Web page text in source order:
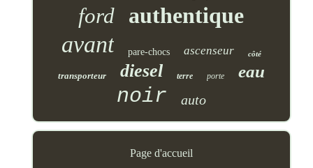
ford authentique
avant pare-chocs ascenseur côté
transporteur diesel terre porte eau
noir auto
Page d'accueil